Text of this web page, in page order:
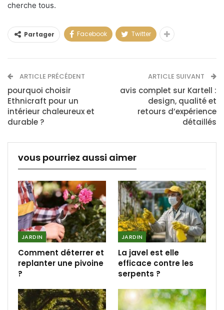
cherche tous.
Partager Facebook Twitter
ARTICLE PRÉCÉDENT
pourquoi choisir
Ethnicraft pour un
intérieur chaleureux et
durable ?
ARTICLE SUIVANT
avis complet sur Kartell :
design, qualité et
retours d’expérience
détaillés
vous pourriez aussi aimer
JARDIN
Comment déterrer et
replanter une pivoine
?
JARDIN
La javel est elle
efficace contre les
serpents ?